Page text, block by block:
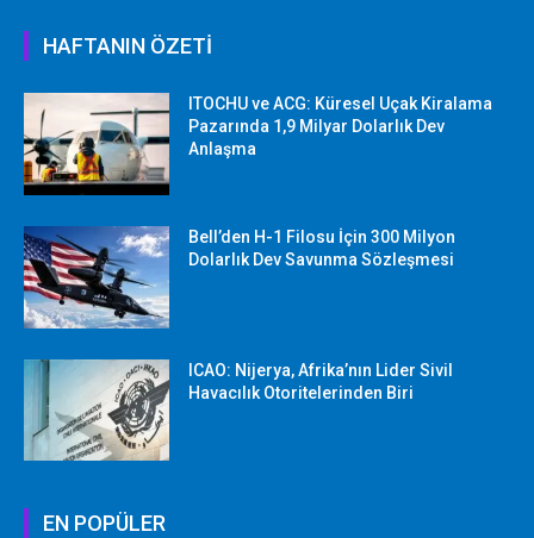
HAFTANIN ÖZETİ
ITOCHU ve ACG: Küresel Uçak Kiralama
Pazarında 1,9 Milyar Dolarlık Dev
Anlaşma
Bell’den H-1 Filosu İçin 300 Milyon
Dolarlık Dev Savunma Sözleşmesi
ICAO: Nijerya, Afrika’nın Lider Sivil
Havacılık Otoritelerinden Biri
EN POPÜLER